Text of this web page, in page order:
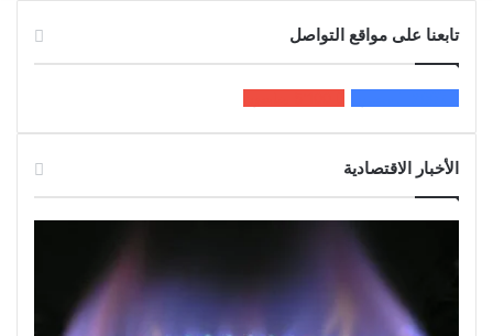
تابعنا على مواقع التواصل
الأخبار الاقتصادية